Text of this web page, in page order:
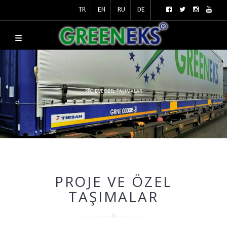
TR EN RU DE
PROJE VE ÖZEL TAŞIMALAR
PROJE VE ÖZEL
TAŞIMALAR